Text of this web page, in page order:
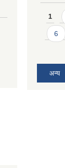
1
6
अन्य